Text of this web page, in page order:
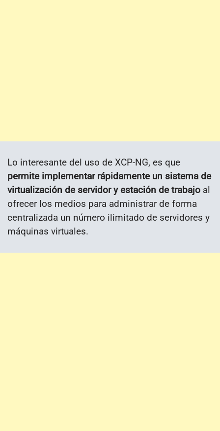
Lo interesante del uso de XCP-NG, es que
permite implementar rápidamente un sistema de
virtualización de servidor y estación de trabajo al
ofrecer los medios para administrar de forma
centralizada un número ilimitado de servidores y
máquinas virtuales.